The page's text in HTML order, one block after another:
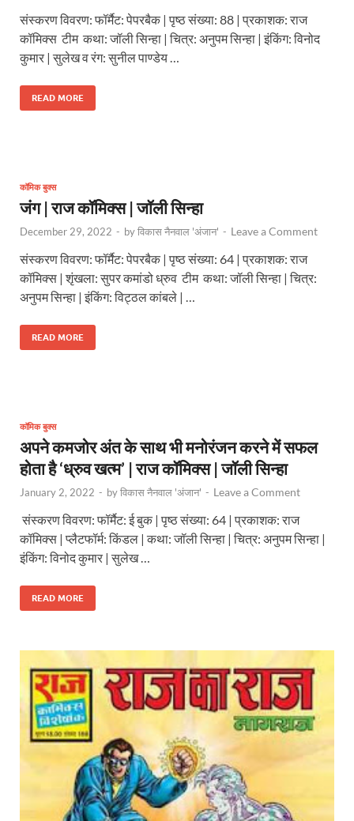
संस्करण विवरण: फॉर्मैट: पेपरबैक | पृष्ठ संख्या: 88 | प्रकाशक: राज
कॉमिक्स टीम कथा: जॉली सिन्हा | चित्र: अनुपम सिन्हा | इंकिंग: विनोद
कुमार | सुलेख व रंग: सुनील पाण्डेय …
READ MORE
कॉमिक बुक्स
जंग | राज कॉमिक्स | जॉली सिन्हा
December 29, 2022 - byविकास नैनवाल 'अंजान' - Leave a Comment
संस्करण विवरण: फॉर्मैट: पेपरबैक | पृष्ठ संख्या: 64 | प्रकाशक: राज
कॉमिक्स | शृंखला: सुपर कमांडो ध्रुव टीम कथा: जॉली सिन्हा | चित्र:
अनुपम सिन्हा | इंकिंग: विट्ठल कांबले | …
READ MORE
कॉमिक बुक्स
अपने कमजोर अंत के साथ भी मनोरंजन करने में सफल
होता है ‘ध्रुव खत्म’ | राज कॉमिक्स | जॉली सिन्हा
January 2, 2022 - byविकास नैनवाल 'अंजान' - Leave a Comment
संस्करण विवरण: फॉर्मैट: ई बुक | पृष्ठ संख्या: 64 | प्रकाशक: राज
कॉमिक्स | प्लैटफॉर्म: किंडल | कथा: जॉली सिन्हा | चित्र: अनुपम सिन्हा |
इंकिंग: विनोद कुमार | सुलेख …
READ MORE